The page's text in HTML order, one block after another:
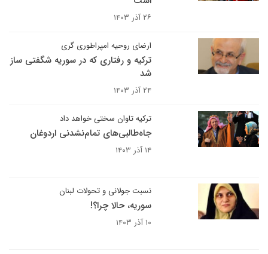
۲۶ آذر ۱۴۰۳
ارضای روحیه امپراطوری گری
ترکیه و رفتاری که در سوریه شگفتی ساز
شد
۲۴ آذر ۱۴۰۳
ترکیه تاوان سختی خواهد داد
جاه‌طالبی‌های تمام‌نشدنی اردوغان
۱۴ آذر ۱۴۰۳
نسبت جولانی و تحولات لبنان
سوریه، حالا چرا؟!
۱۰ آذر ۱۴۰۳